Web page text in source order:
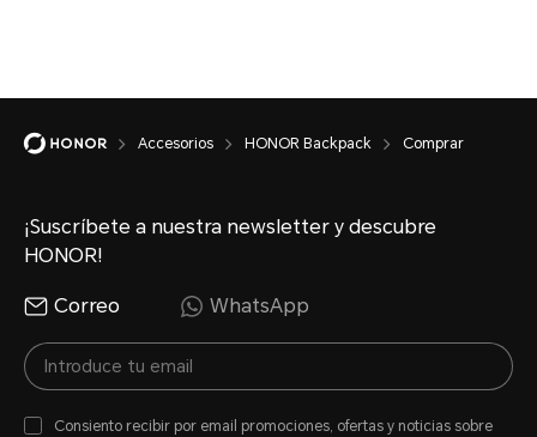
Accesorios HONOR Backpack Comprar
¡Suscríbete a nuestra newsletter y descubre
HONOR!
Correo WhatsApp
Consiento recibir por email promociones, ofertas y noticias sobre